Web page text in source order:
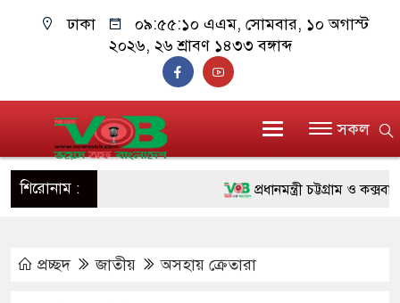
ঢাকা ০৯:৫৫:১১ এএম, সোমবার, ১০ অগাস্ট
২০২৬, ২৬ শ্রাবণ ১৪৩৩ বঙ্গাব্দ
সকল
শিরোনাম : প্রধানমন্ত্রী চট্টগ্রাম ও
রিকশা
প্রচ্ছদ জাতীয় অসহায় ক্রেতারা